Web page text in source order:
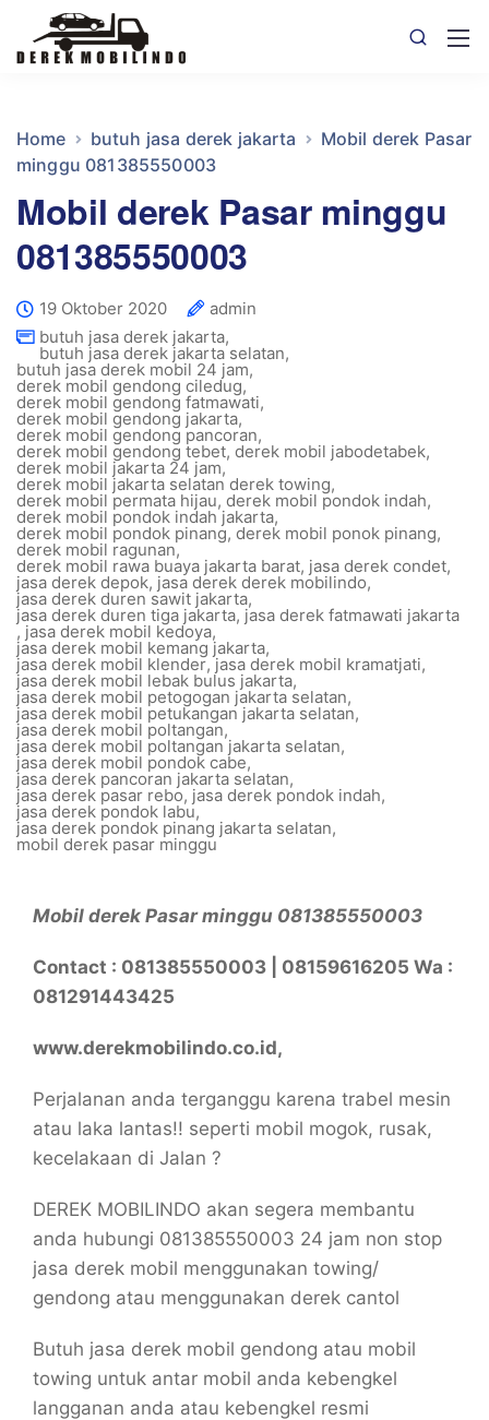
Home butuh jasa derek jakarta
Mobil derek Pasar
minggu 081385550003
Mobil derek Pasar minggu
081385550003
19 Oktober 2020
admin
butuh jasa derek jakarta,
butuh jasa derek jakarta selatan,
butuh jasa derek mobil 24 jam,
derek mobil gendong ciledug,
derek mobil gendong fatmawati,
derek mobil gendong jakarta,
derek mobil gendong pancoran,
derek mobil gendong tebet, derek mobil jabodetabek,
derek mobil jakarta 24 jam,
derek mobil jakarta selatan derek towing,
derek mobil permata hijau, derek mobil pondok indah,
derek mobil pondok indah jakarta,
derek mobil pondok pinang, derek mobil ponok pinang,
derek mobil ragunan,
derek mobil rawa buaya jakarta barat, jasa derek condet,
jasa derek depok, jasa derek derek mobilindo,
jasa derek duren sawit jakarta,
jasa derek duren tiga jakarta, jasa derek fatmawati jakarta
, jasa derek mobil kedoya,
jasa derek mobil kemang jakarta,
jasa derek mobil klender,jasa derek mobil kramatjati,
jasa derek mobil lebak bulus jakarta,
jasa derek mobil petogogan jakarta selatan,
jasa derek mobil petukangan jakarta selatan,
jasa derek mobil poltangan,
jasa derek mobil poltangan jakarta selatan,
jasa derek mobil pondok cabe,
jasa derek pancoran jakarta selatan,
jasa derek pasar rebo, jasa derek pondok indah,
jasa derek pondok labu,
jasa derek pondok pinang jakarta selatan,
mobil derek pasar minggu
Mobil derek Pasar minggu 081385550003
Contact : 081385550003 | 08159616205 Wa :
081291443425
www.derekmobilindo.co.id,
Perjalanan anda terganggu karena trabel mesin
atau laka lantas!! seperti mobil mogok, rusak,
kecelakaan di Jalan ?
DEREK MOBILINDO akan segera membantu
anda hubungi 081385550003 24 jam non stop
jasa derek mobil menggunakan towing/
gendong atau menggunakan derek cantol
Butuh jasa derek mobil gendong atau mobil
towing untuk antar mobil anda kebengkel
langganan anda atau kebengkel resmi